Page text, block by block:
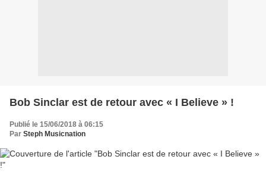
Bob Sinclar est de retour avec « I Believe » !
Publié le 15/06/2018 à 06:15
Par Steph Musicnation